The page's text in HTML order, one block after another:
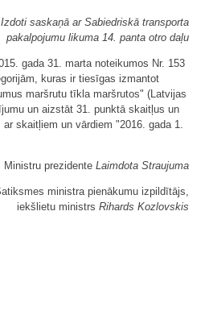
Izdoti saskaņā ar Sabiedriskā transporta
pakalpojumu likuma 14. panta otro daļu
gada 31. marta noteikumos Nr. 153
kuras ir tiesīgas izmantot
maršrutu tīkla maršrutos" (Latvijas
un aizstāt 31. punktā skaitļus un
skaitļiem un vārdiem "2016. gada 1.
Ministru prezidente Laimdota Straujuma
ministra pienākumu izpildītājs,
iekšlietu ministrs Rihards Kozlovskis